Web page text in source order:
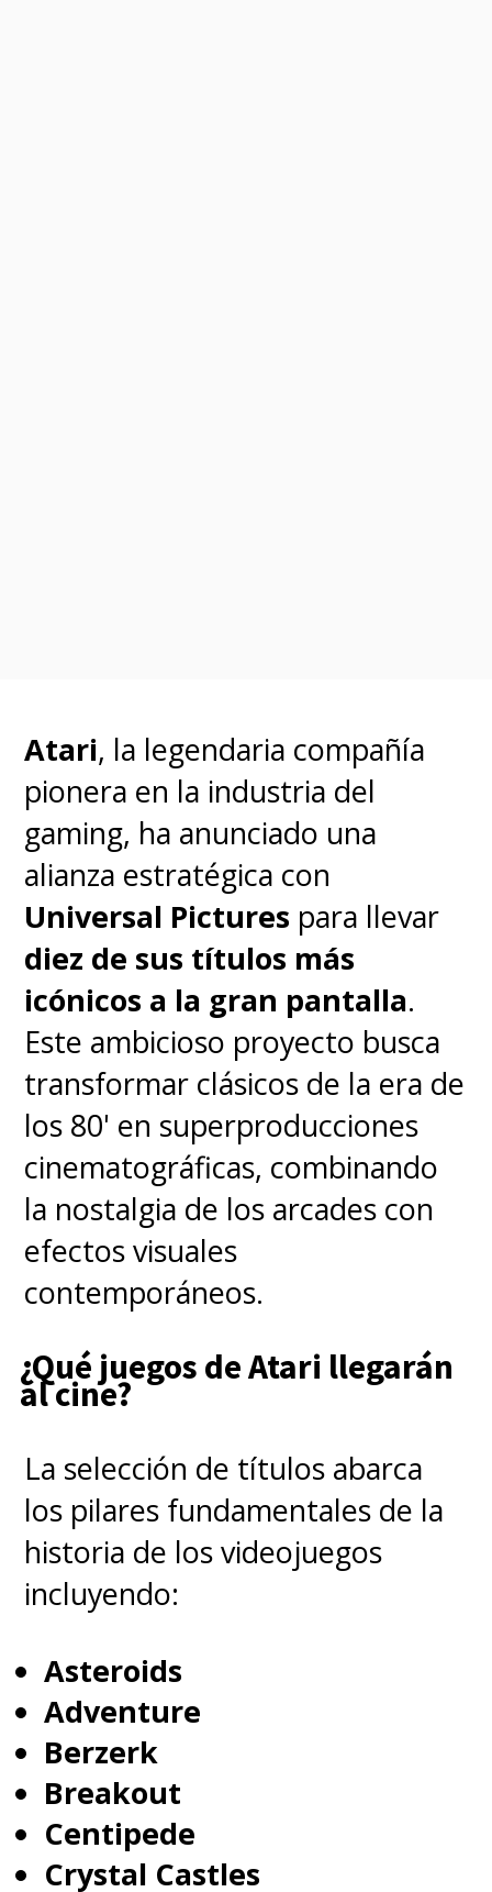
Atari, la legendaria compañía
pionera en la industria del
gaming, ha anunciado una
alianza estratégica con
Universal Pictures para llevar
diez de sus títulos más
icónicos a la gran pantalla.
Este ambicioso proyecto busca
transformar clásicos de la era de
los 80' en superproducciones
cinematográficas, combinando
la nostalgia de los arcades con
efectos visuales
contemporáneos.
¿Qué juegos de Atari llegarán
al cine?
La selección de títulos abarca
los pilares fundamentales de la
historia de los videojuegos
incluyendo:
Asteroids
Adventure
Berzerk
Breakout
Centipede
Crystal Castles